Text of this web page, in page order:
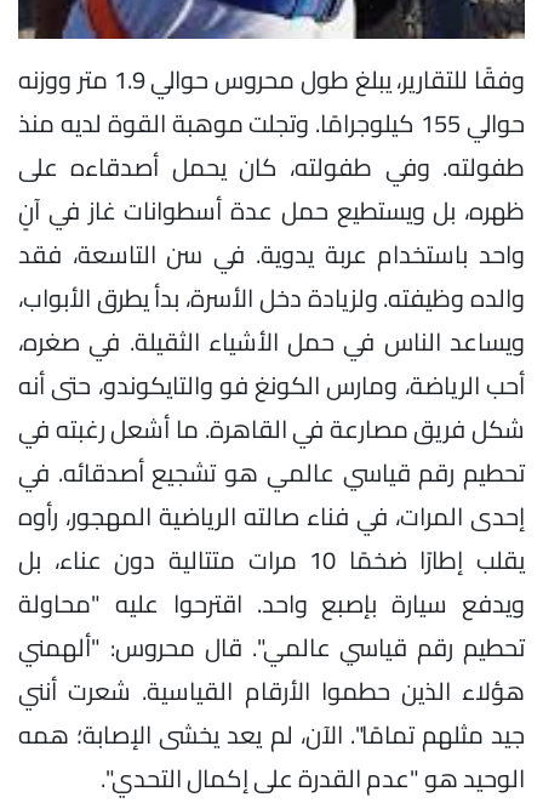
وفقًا للتقارير، يبلغ طول محروس حوالي 1.9 متر ووزنه
حوالي 155 كيلوجرامًا. وتجلت موهبة القوة لديه منذ
طفولته. وفي طفولته، كان يحمل أصدقاءه على
ظهره، بل ويستطيع حمل عدة أسطوانات غاز في آنٍ
واحد باستخدام عربة يدوية. في سن التاسعة، فقد
والده وظيفته. ولزيادة دخل الأسرة، بدأ يطرق الأبواب،
ويساعد الناس في حمل الأشياء الثقيلة. في صغره،
أحب الرياضة، ومارس الكونغ فو والتايكوندو، حتى أنه
شكل فريق مصارعة في القاهرة. ما أشعل رغبته في
تحطيم رقم قياسي عالمي هو تشجيع أصدقائه. في
إحدى المرات، في فناء صالته الرياضية المهجور، رأوه
يقلب إطارًا ضخمًا 10 مرات متتالية دون عناء، بل
ويدفع سيارة بإصبع واحد. اقترحوا عليه "محاولة
تحطيم رقم قياسي عالمي". قال محروس: "ألهمني
هؤلاء الذين حطموا الأرقام القياسية. شعرت أنني
جيد مثلهم تمامًا". الآن، لم يعد يخشى الإصابة؛ همه
الوحيد هو "عدم القدرة على إكمال التحدي".